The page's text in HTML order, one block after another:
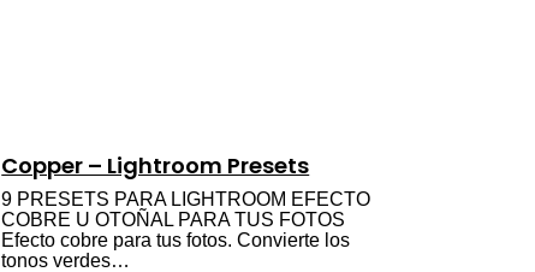
Copper – Lightroom Presets
9 PRESETS PARA LIGHTROOM EFECTO
COBRE U OTOÑAL PARA TUS FOTOS
Efecto cobre para tus fotos. Convierte los
tonos verdes…